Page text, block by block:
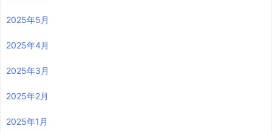
2025年5月
2025年4月
2025年3月
2025年2月
2025年1月